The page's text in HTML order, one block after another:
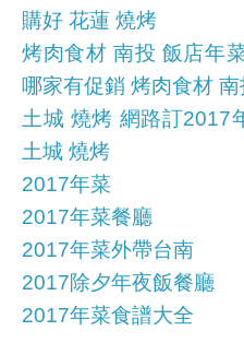
購好 花蓮 燒烤
烤肉食材 南投 飯店年
哪家有促銷 烤肉食材 南
土城 燒烤 網路訂2017
土城 燒烤
2017年菜
2017年菜餐廳
2017年菜外帶台南
2017除夕年夜飯餐廳
2017年菜食譜大全